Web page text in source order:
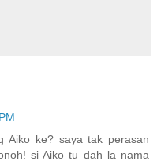
Aiko ke? saya tak perasan
si Aiko tu dah la nama